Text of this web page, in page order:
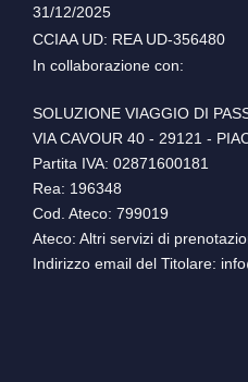
31/12/2025
CCIAA UD: REA UD-356480
In collaborazione con:
SOLUZIONE VIAGGIO DI
VIA CAVOUR 40 - 29121 -
Partita IVA: 02871600181
Rea: 196348
Cod. Ateco: 799019
Ateco: Altri servizi di
Indirizzo email del Titolare: